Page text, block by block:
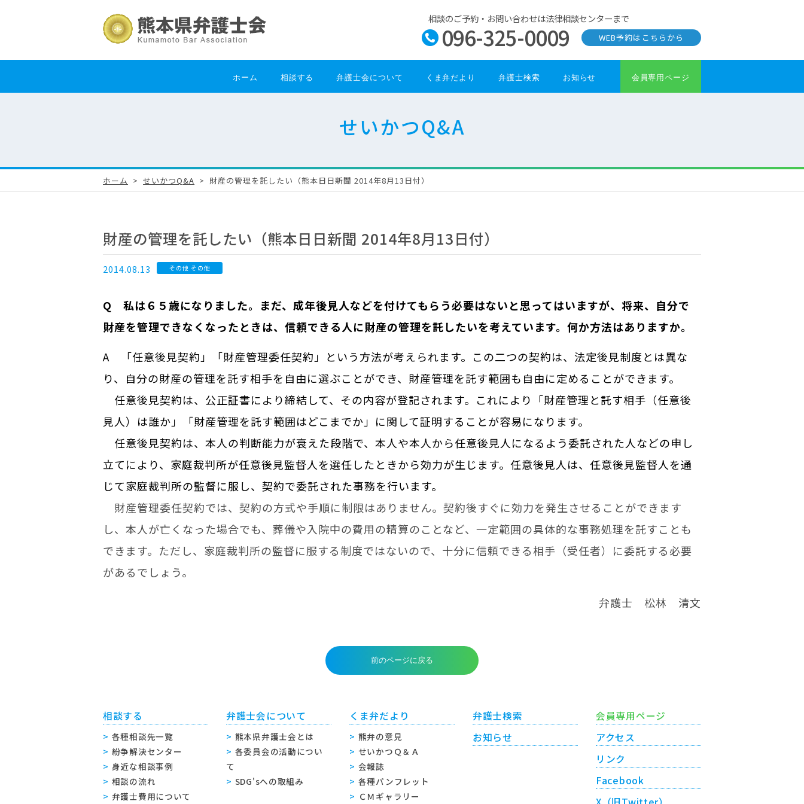
相談のご予約・お問い合わせは法律相談センターまで
WEB予約はこちらから
096-325-0009
ホーム 相談する 弁護士会について くま弁だより 弁護士検索 お知らせ 会員専用ページ
せいかつQ&A
ホーム せいかつQ&A 財産の管理を託したい（熊本日日新聞 2014年8月13日付）
財産の管理を託したい（熊本日日新聞 2014年8月13日付）
2014.08.13 その他 その他
Q 私は６５歳になりました。まだ、成年後見人などを付けてもらう必要はないと思ってはいますが、将来、自分で
財産を管理できなくなったときは、信頼できる人に財産の管理を託したいを考えています。何か方法はありますか。
A 「任意後見契約」「財産管理委任契約」という方法が考えられます。この二つの契約は、法定後見制度とは異な
り、自分の財産の管理を託す相手を自由に選ぶことができ、財産管理を託す範囲も自由に定めることができます。
任意後見契約は、公正証書により締結して、その内容が登記されます。これにより「財産管理と託す相手（任意後
見人）は誰か」「財産管理を託す範囲はどこまでか」に関して証明することが容易になります。
任意後見契約は、本人の判断能力が衰えた段階で、本人や本人から任意後見人になるよう委託された人などの申し
立てにより、家庭裁判所が任意後見監督人を選任したときから効力が生じます。任意後見人は、任意後見監督人を通
じて家庭裁判所の監督に服し、契約で委託された事務を行います。
財産管理委任契約では、契約の方式や手順に制限はありません。契約後すぐに効力を発生させることができます
し、本人が亡くなった場合でも、葬儀や入院中の費用の精算のことなど、一定範囲の具体的な事務処理を託すことも
できます。ただし、家庭裁判所の監督に服する制度ではないので、十分に信頼できる相手（受任者）に委託する必要
があるでしょう。
弁護士 松林 清文
相談する
各種相談先一覧
紛争解決センター
身近な相談事例
相談の流れ
弁護士費用について
弁護士会について
熊本県弁護士会とは
各委員会の活動につい
て
SDG'sへの取組み
くま弁だより
熊弁の意見
せいかつＱ＆Ａ
会報誌
各種パンフレット
ＣＭギャラリー
弁護士検索
お知らせ
会員専用ページ
アクセス
リンク
Facebook